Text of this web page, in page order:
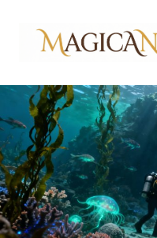
contenu